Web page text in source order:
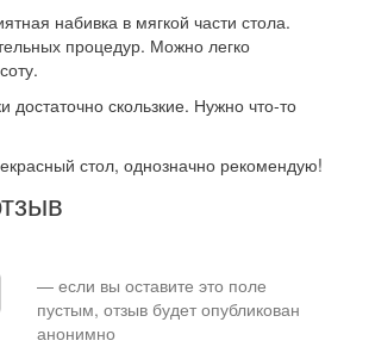
набивка в мягкой части стола.
процедур. Можно легко
достаточно скользкие. Нужно что-то
стол, однозначно рекомендую!
— если вы оставите это поле
пустым, отзыв будет опубликован
анонимно